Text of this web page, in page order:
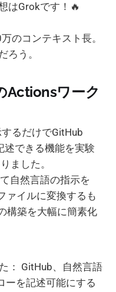
はGrokです！🔥
のコンテキスト長。
ろう。
Actionsワーク
るだけでGitHub
できる機能を実験
ました。
自然言語の指示を
ァイルに変換するも
構築を大幅に簡素化
： GitHub、自然言語
ーを記述可能にする